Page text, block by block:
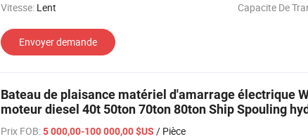
Vitesse: Lent Capacite De
Envoyer demande
Bateau de plaisance matériel d'amarrage électrique
moteur diesel 40t 50ton 70ton 80ton Ship Spouling
remorquage d'amarrage
Prix FOB:5 000,00-100 000,00 $US / Pièce